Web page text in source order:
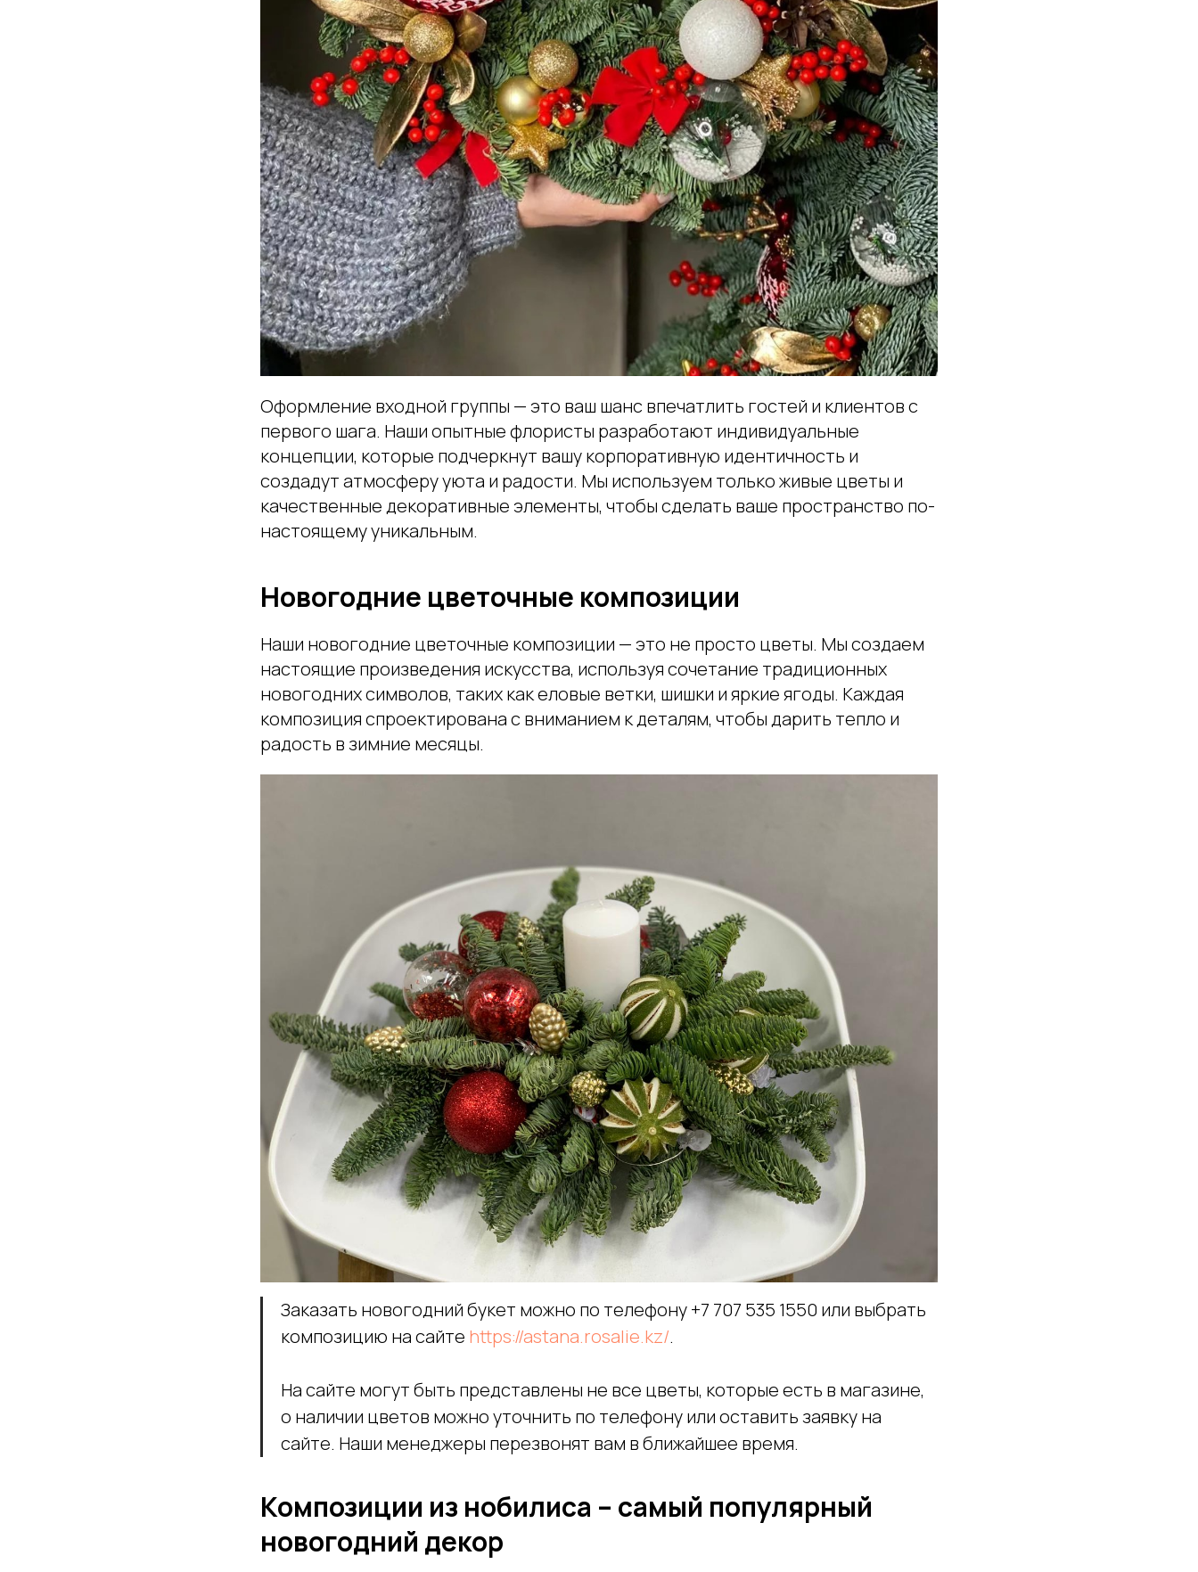
Оформление входной группы — это ваш шанс впечатлить гостей и клиентов с
первого шага. Наши опытные флористы разработают индивидуальные
концепции, которые подчеркнут вашу корпоративную идентичность и
создадут атмосферу уюта и радости. Мы используем только живые цветы и
качественные декоративные элементы, чтобы сделать ваше пространство по-
настоящему уникальным.
Новогодние цветочные композиции
Наши новогодние цветочные композиции — это не просто цветы. Мы создаем
настоящие произведения искусства, используя сочетание традиционных
новогодних символов, таких как еловые ветки, шишки и яркие ягоды. Каждая
композиция спроектирована с вниманием к деталям, чтобы дарить тепло и
радость в зимние месяцы.
Заказать новогодний букет можно по телефону +7 707 535 1550 или выбрать
композицию на сайте https://astana.rosalie.kz/.
На сайте могут быть представлены не все цветы, которые есть в магазине,
о наличии цветов можно уточнить по телефону или оставить заявку на
сайте. Наши менеджеры перезвонят вам в ближайшее время.
Композиции из нобилиса – самый популярный
новогодний декор